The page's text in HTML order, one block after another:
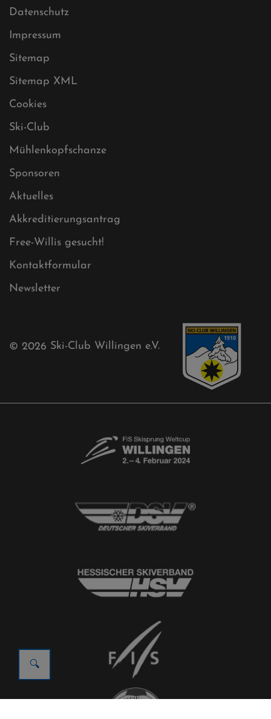
Datenschutz
Impressum
Sitemap
Sitemap XML
Cookies
Ski-Club
Mühlenkopfschanze
Sponsoren
Aktuelles
Kontaktformular